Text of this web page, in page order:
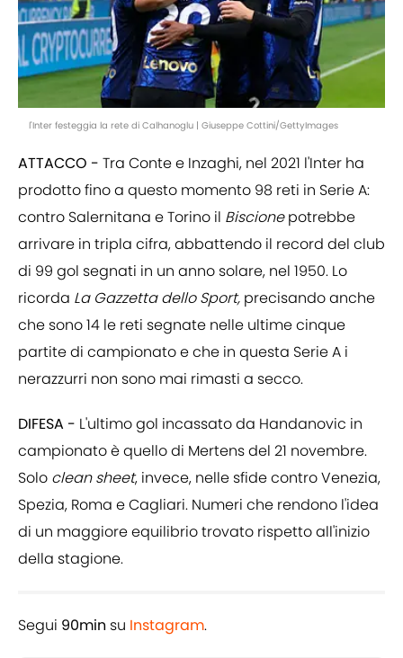
l'Inter festeggia la rete di Calhanoglu | Giuseppe Cottini/GettyImages
ATTACCO - Tra Conte e Inzaghi, nel 2021 l'Inter ha
prodotto fino a questo momento 98 reti in Serie A:
contro Salernitana e Torino il Biscionepotrebbe
arrivare in tripla cifra, abbattendo il record del club
di 99 gol segnati in un anno solare, nel 1950. Lo
ricorda La Gazzetta dello Sport, precisando anche
che sono 14 le reti segnate nelle ultime cinque
partite di campionato e che in questa Serie A i
nerazzurri non sono mai rimasti a secco.
DIFESA - L'ultimo gol incassato da Handanovic in
campionato è quello di Mertens del 21 novembre.
Solo clean sheet, invece, nelle sfide contro Venezia,
Spezia, Roma e Cagliari. Numeri che rendono l'idea
di un maggiore equilibrio trovato rispetto all'inizio
della stagione.
Segui 90min su Instagram.